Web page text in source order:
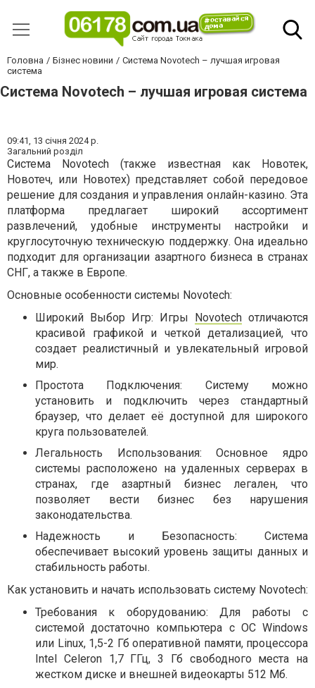
Головна Бізнес новини
Система Novotech – лучшая игровая
система
Система Novotech – лучшая игровая система
09:41, 13 січня 2024 р.
Загальний розділ
Система Novotech (также известная как Новотек,
Новотеч, или Новотех) представляет собой передовое
решение для создания и управления онлайн-казино. Эта
платформа предлагает широкий ассортимент
развлечений, удобные инструменты настройки и
круглосуточную техническую поддержку. Она идеально
подходит для организации азартного бизнеса в странах
СНГ, а также в Европе.
Основные особенности системы Novotech:
Широкий Выбор Игр: Игры
Novotech отличаются
красивой графикой и четкой детализацией, что
создает реалистичный и увлекательный игровой
мир.
Простота Подключения: Систему можно
установить и подключить через стандартный
браузер, что делает её доступной для широкого
круга пользователей.
Легальность Использования: Основное ядро
системы расположено на удаленных серверах в
странах, где азартный бизнес легален, что
позволяет вести бизнес без нарушения
законодательства.
Надежность и Безопасность: Система
обеспечивает высокий уровень защиты данных и
стабильность работы.
Как установить и начать использовать систему Novotech:
Требования к оборудованию: Для работы с
системой достаточно компьютера с ОС Windows
или Linux, 1,5-2 Гб оперативной памяти, процессора
Intel Celeron 1,7 ГГц, 3 Гб свободного места на
жестком диске и внешней видеокарты 512 Мб.